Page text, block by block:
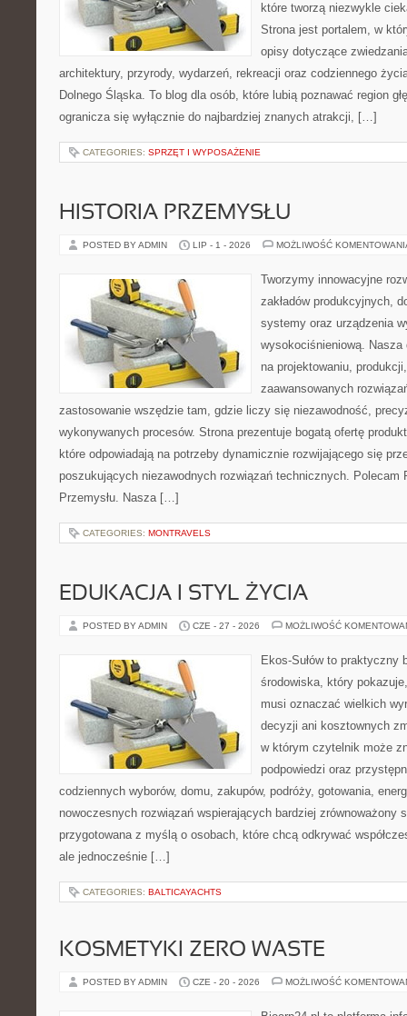
które tworzą niezwykle
Strona jest portalem, w
opisy dotyczące
architektury, przyrody, wydarzeń, rekreacji oraz codziennego
Dolnego Śląska. To blog dla osób, które lubią poznawać region
ogranicza się wyłącznie do najbardziej znanych atrakcji, […]
CATEGORIES: SPRZĘT I WYPOSAŻENIE
HISTORIA PRZEMYSŁU
POSTED BY ADMIN LIP - 1 - 2026 MOŻLIWOŚĆ
Tworzymy innowacyjne
zakładów produkcyjnych,
systemy oraz urządzenia
wysokociśnieniową. Nasza
na projektowaniu,
zaawansowanych
zastosowanie wszędzie tam, gdzie liczy się niezawodność,
wykonywanych procesów. Strona prezentuje bogatą ofertę
które odpowiadają na potrzeby dynamicznie rozwijającego się
poszukujących niezawodnych rozwiązań technicznych. Polecam
Przemysłu. Nasza […]
CATEGORIES: MONTRAVELS
EDUKACJA I STYL ŻYCIA
POSTED BY ADMIN CZE - 27 - 2026 MOŻLIWOŚĆ
Ekos-Sułów to praktyczny
środowiska, który
musi oznaczać wielkich
decyzji ani kosztownych
w którym czytelnik może
podpowiedzi oraz
codziennych wyborów, domu, zakupów, podróży, gotowania,
nowoczesnych rozwiązań wspierających bardziej zrównoważony
przygotowana z myślą o osobach, które chcą odkrywać
ale jednocześnie […]
CATEGORIES: BALTICAYACHTS
KOSMETYKI ZERO WASTE
POSTED BY ADMIN CZE - 20 - 2026 MOŻLIWOŚĆ